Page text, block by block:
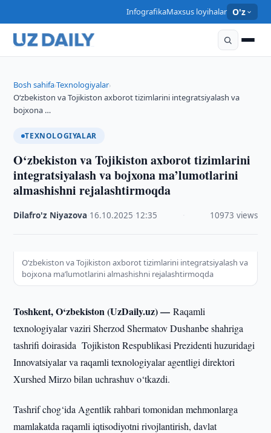
InfografikaMaxsus loyihalar O'z
Bosh sahifa›Texnologiyalar›
O‘zbekiston va Tojikiston axborot tizimlarini integratsiyalash va
bojxona …
TEXNOLOGIYALAR
O‘zbekiston va Tojikiston axborot tizimlarini
integratsiyalash va bojxona ma’lumotlarini
almashishni rejalashtirmoqda
Dilafro'z Niyazova 16.10.2025 12:35 10973 views
O‘zbekiston va Tojikiston axborot tizimlarini integratsiyalash va
bojxona ma’lumotlarini almashishni rejalashtirmoqda
Toshkent, O‘zbekiston (UzDaily.uz) —Raqamli
texnologiyalar vaziri Sherzod Shermatov Dushanbe shahriga
tashrifi doirasida Tojikiston Respublikasi Prezidenti huzuridagi
Innovatsiyalar va raqamli texnologiyalar agentligi direktori
Xurshed Mirzo bilan uchrashuv o‘tkazdi.
Tashrif chog‘ida Agentlik rahbari tomonidan mehmonlarga
mamlakatda raqamli iqtisodiyotni rivojlantirish, davlat